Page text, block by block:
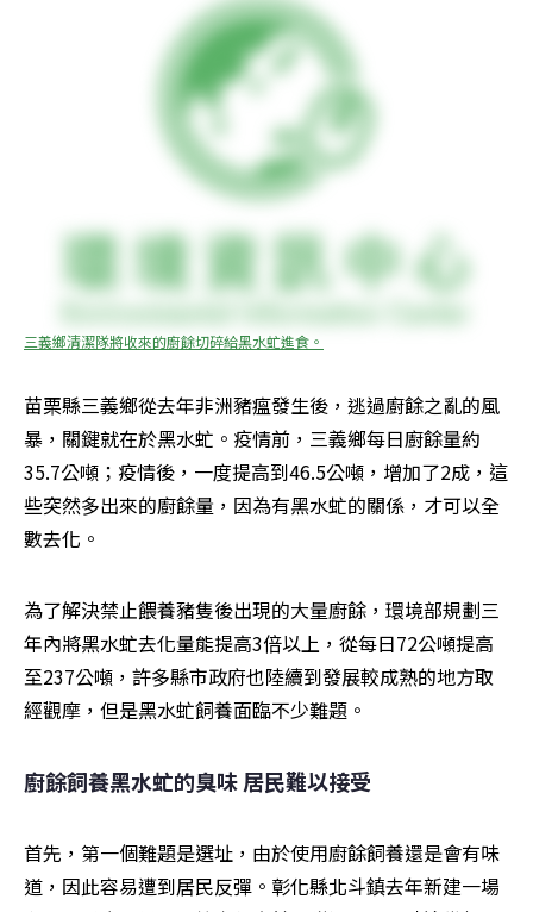
三義鄉清潔隊將收來的廚餘切碎給黑水虻進食。
苗栗縣三義鄉從去年非洲豬瘟發生後，逃過廚餘之亂的風
暴，關鍵就在於黑水虻。疫情前，三義鄉每日廚餘量約
35.7公噸；疫情後，一度提高到46.5公噸，增加了2成，這
些突然多出來的廚餘量，因為有黑水虻的關係，才可以全
數去化。
為了解決禁止餵養豬隻後出現的大量廚餘，環境部規劃三
年內將黑水虻去化量能提高3倍以上，從每日72公噸提高
至237公噸，許多縣市政府也陸續到發展較成熟的地方取
經觀摩，但是黑水虻飼養面臨不少難題。
廚餘飼養黑水虻的臭味 居民難以接受
首先，第一個難題是選址，由於使用廚餘飼養還是會有味
道，因此容易遭到居民反彈。彰化縣北斗鎮去年新建一場